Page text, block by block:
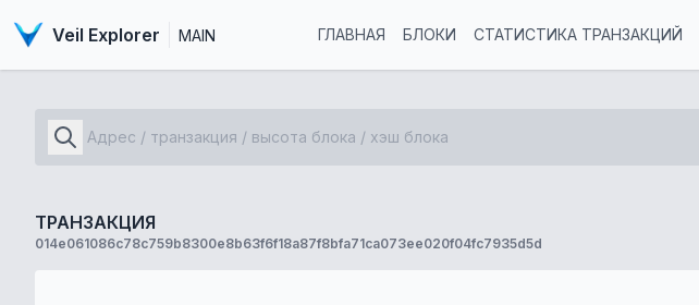
Veil Explorer MAIN ГЛАВНАЯ БЛОКИ СТАТИСТИКА ТРАНЗАКЦИЙ
ТРАНЗАКЦИЯ
014e061086c78c759b8300e8b63f6f18a87f8bfa71ca073ee020f04fc7935d5d